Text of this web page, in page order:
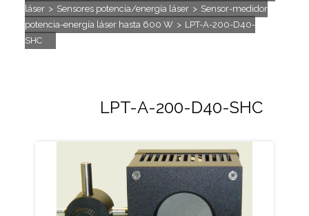
láser > Sensores potencia/energía láser > Sensor-medidor
potencia-energía láser hasta 600 W > LPT-A-200-D40-
SHC
LPT-A-200-D40-SHC